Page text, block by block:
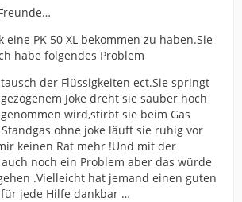
eine PK 50 XL bekommen zu haben.Sie
habe folgendes Problem
der Flüssigkeiten ect.Sie springt
Joke dreht sie sauber hoch
wird,stirbt sie beim Gas
ohne joke läuft sie ruhig vor
keinen Rat mehr !Und mit der
noch ein Problem aber das würde
.Vielleicht hat jemand einen guten
jede Hilfe dankbar …